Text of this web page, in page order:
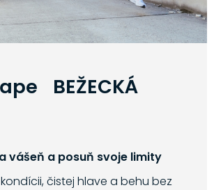
BEŽECKÁ
vášeň a posuň svoje limity
čistej hlave a behu bez